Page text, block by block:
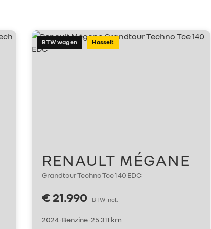
BTW wagen Hasselt
RENAULT MÉGANE
Grandtour Techno Tce 140 EDC
€ 21.990 BTW incl.
2024 · Benzine · 25.311 km